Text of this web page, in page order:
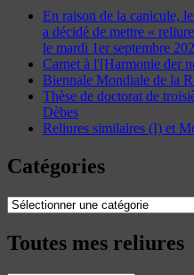
En raison de la canicule,
a décidé de mettre «
le mardi 1er septembre
Carnet à l'[Harmonie der
Biennale Mondiale de la
Thèse de doctorat de
Dèbes
Reliures similaires (I) et
Catégories
Catégories
Toutes mes reliures